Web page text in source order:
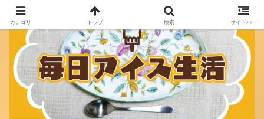
カテゴリ トップ 検索 サイドバー